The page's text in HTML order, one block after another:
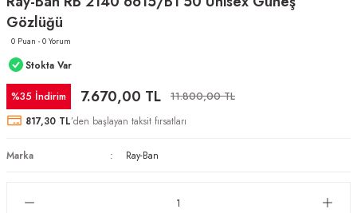
Gözlüğü
0 Puan - 0 Yorum
Stokta Var
%35 İndirim 7.670,00 TL 11.800,00 TL
817,30 TL’den başlayan taksit fırsatları
Marka Ray-Ban